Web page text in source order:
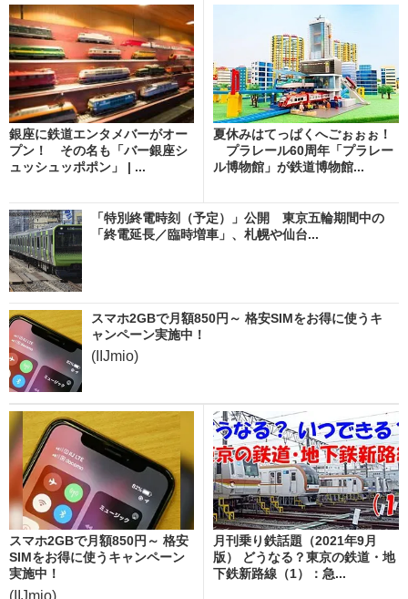
銀座に鉄道エンタメバーがオー
プン！ その名も「バー銀座シ
ュッシュッポポン」 | ...
夏休みはてっぱくへごぉぉぉ！
プラレール60周年「プラレー
ル博物館」が鉄道博物館...
「特別終電時刻（予定）」公開 東京五輪期間中の
「終電延長／臨時増車」、札幌や仙台...
スマホ2GBで月額850円～ 格安SIMをお得に使うキ
ャンペーン実施中！
(IIJmio)
スマホ2GBで月額850円～ 格安
SIMをお得に使うキャンペーン
実施中！
(IIJmio)
月刊乗り鉄話題（2021年9月
版） どうなる？東京の鉄道・地
下鉄新路線（1）：急...